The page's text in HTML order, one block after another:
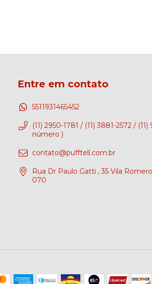
Entre em contato
5511931465452
(11) 2950-1781 / (11) 3881-2572 /
número )
contato@pufftell.com.br
Rua Dr Paulo Gatti , 35 Vila
070